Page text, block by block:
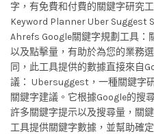
字，有免費和付費的關鍵字研究
Keyword Planner Uber Suggest
Ahrefs Google關鍵字規劃工具：
以及點擊量，有助於為您的業務
同，此工具提供的數據直接來自
議： Ubersuggest，一種關鍵字
關鍵字建議。它根據Google的搜
許多關鍵字提示以及搜尋量，關
工具提供關鍵字數據，並幫助確